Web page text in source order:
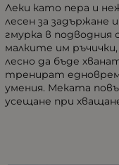
Леки като пера и
лесен за
гмурка в подводния
малките им
лесно да бъде
тренират
умения. Меката
усещане при